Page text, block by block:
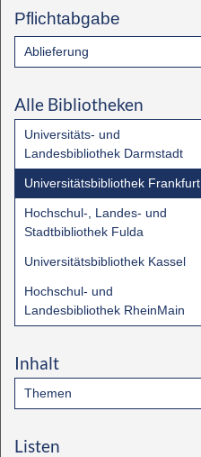
Pflichtabgabe
Ablieferung
Alle Bibliotheken
Universitäts- und
Landesbibliothek Darmstadt
Universitätsbibliothek Frankfurt
Hochschul-, Landes- und
Stadtbibliothek Fulda
Universitätsbibliothek Kassel
Hochschul- und
Landesbibliothek RheinMain
Inhalt
Themen
Listen